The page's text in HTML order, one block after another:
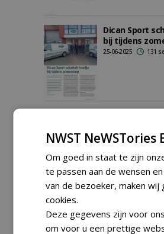
Dican Sport
bij tijdens
25-06-2025 131
Fleet
naar Nederland
20-04-2025
NWST NeWSTories
Om goed in staat te zijn
te passen aan de wensen
van de bezoeker, maken wij
cookies.
Deze gegevens zijn voor
om voor u een prettige